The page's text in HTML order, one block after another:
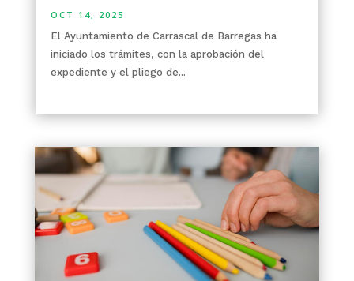
OCT 14, 2025
El Ayuntamiento de Carrascal de Barregas ha
iniciado los trámites, con la aprobación del
expediente y el pliego de...